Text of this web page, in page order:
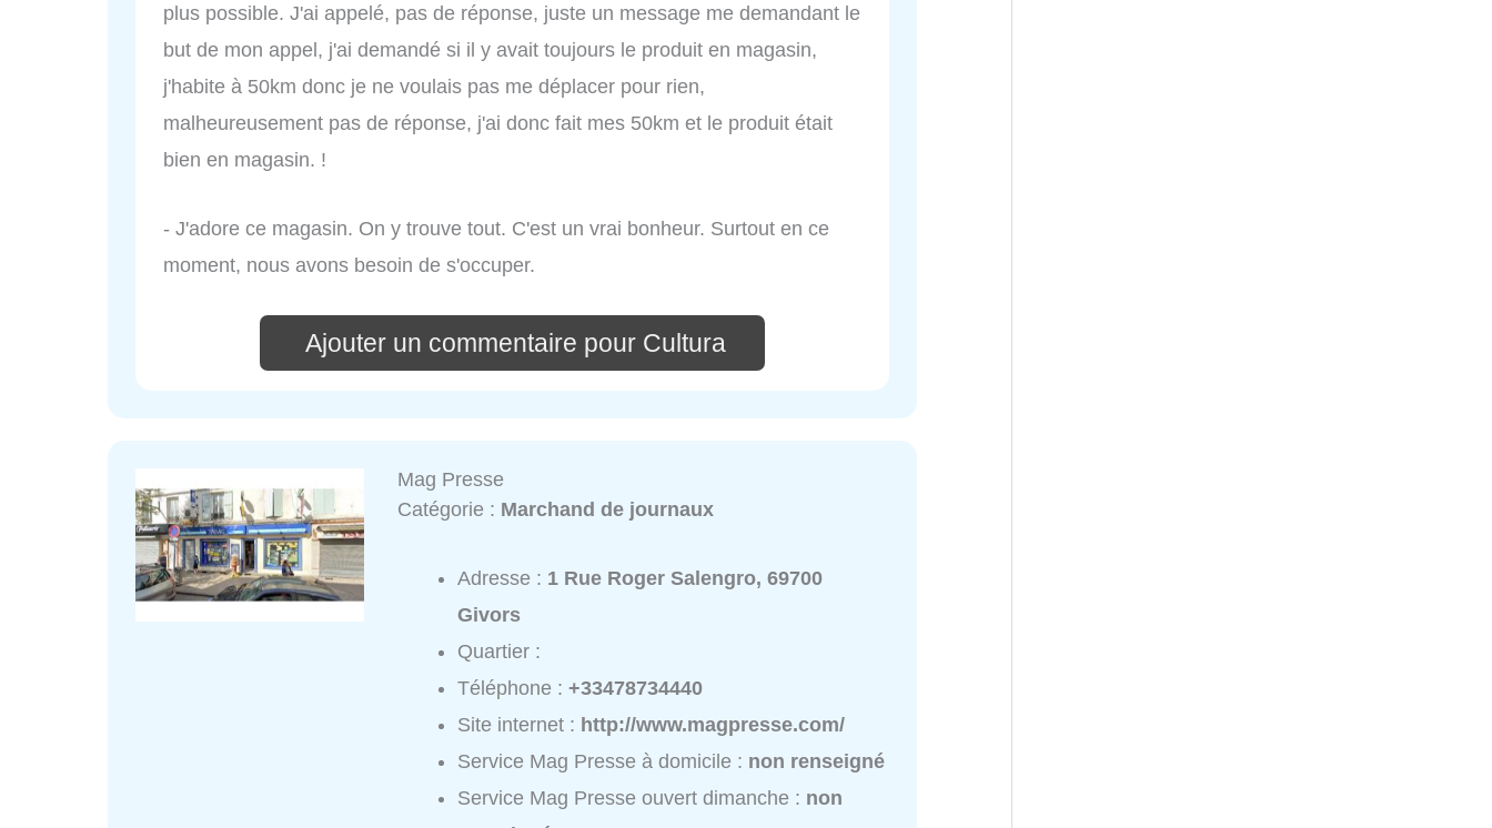
plus possible. J'ai appelé, pas de réponse, juste un message me demandant le
but de mon appel, j'ai demandé si il y avait toujours le produit en magasin,
j'habite à 50km donc je ne voulais pas me déplacer pour rien,
malheureusement pas de réponse, j'ai donc fait mes 50km et le produit était
bien en magasin. !
- J'adore ce magasin. On y trouve tout. C'est un vrai bonheur. Surtout en ce
moment, nous avons besoin de s'occuper.
Ajouter un commentaire pour Cultura
Mag Presse
Catégorie : Marchand de journaux
Adresse : 1 Rue Roger Salengro, 69700
Givors
Quartier :
Téléphone :+33478734440
Site internet : http://www.magpresse.com/
Service Mag Presse à domicile : non renseigné
Service Mag Presse ouvert dimanche : non